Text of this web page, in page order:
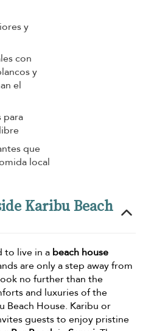
y
con
y
el
para
que
local
Karibu Beach
to live in a beach house
are only a step away from
no further than the
and luxuries of the
Beach House. Karibu or
guests to enjoy pristine